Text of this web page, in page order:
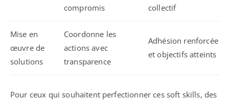
compromis
collectif
Mise en
œuvre de
solutions
Coordonne les
actions avec
transparence
Adhésion renforcée
et objectifs atteints
Pour ceux qui souhaitent perfectionner ces soft skills, des